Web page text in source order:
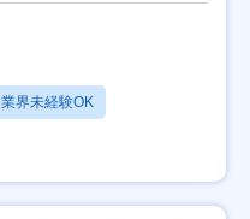
業界未経験OK